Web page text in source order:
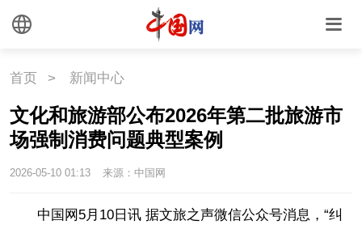
首页 > 新闻中心
文化和旅游部公布2026年第二批旅游市
场强制消费问题典型案例
2026-05-10 01:13 来源：中国网
中国网5月10日讯 据文旅之声微信公众号消息， “纠